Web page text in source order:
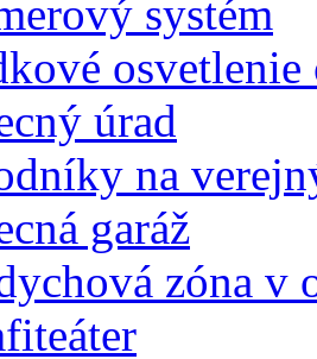
systém
osvetlenie
úrad
na
garáž
zóna v